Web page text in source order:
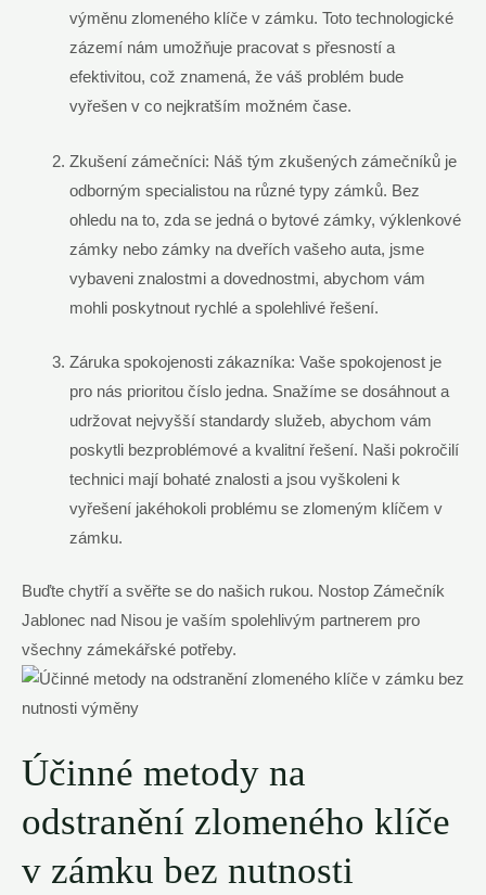
výměnu zlomeného klíče v zámku. Toto technologické
zázemí nám umožňuje pracovat s přesností a
efektivitou, což znamená, že váš problém bude
vyřešen v co nejkratším možném čase.
Zkušení zámečníci: Náš tým zkušených zámečníků je
odborným specialistou na různé typy zámků. Bez
ohledu na to, zda se jedná o bytové zámky, výklenkové
zámky nebo zámky na dveřích vašeho auta, jsme
vybaveni znalostmi a dovednostmi, abychom vám
mohli poskytnout rychlé a spolehlivé řešení.
Záruka spokojenosti zákazníka: Vaše spokojenost je
pro nás prioritou číslo jedna. Snažíme se dosáhnout a
udržovat nejvyšší standardy služeb, abychom vám
poskytli bezproblémové a kvalitní řešení. Naši pokročilí
technici mají bohaté znalosti a jsou vyškoleni k
vyřešení jakéhokoli problému se zlomeným klíčem v
zámku.
Buďte chytří a svěřte se do našich rukou. Nostop Zámečník
Jablonec nad Nisou je vaším spolehlivým partnerem pro
všechny zámekářské potřeby.
Účinné metody na
odstranění zlomeného klíče
v zámku bez nutnosti